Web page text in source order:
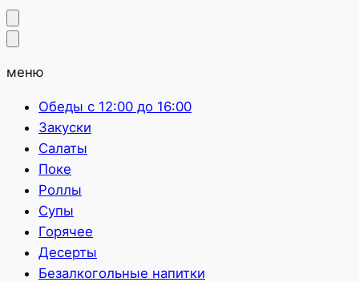
меню
Обеды с 12:00 до 16:00
Закуски
Салаты
Поке
Роллы
Супы
Горячее
Десерты
Безалкогольные напитки